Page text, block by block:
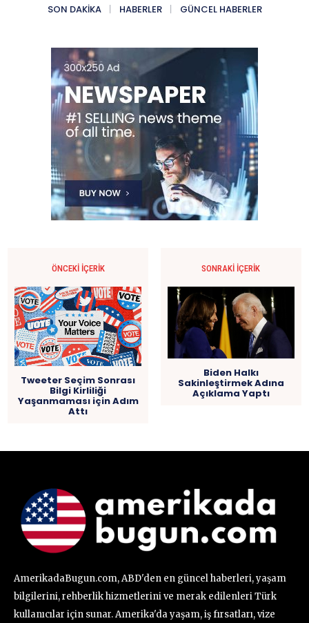
SON DAKIKA
HABERLER GÜNCEL HABERLER
ÖNCEKI İÇERIK
Tweeter Seçim Sonrası
Bilgi Kirliliği
Yaşanmaması için Adım
Attı
SONRAKI İÇERIK
Biden Halkı
Sakinleştirmek Adına
Açıklama Yaptı
AmerikadaBugun.com, ABD'den en güncel haberleri, yaşam
bilgilerini, rehberlik hizmetlerini ve merak edilenleri Türk
kullanıcılar için sunar. Amerika'da yaşam, iş fırsatları, vize